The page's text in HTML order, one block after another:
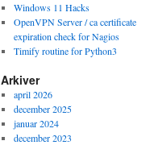
Windows 11 Hacks
OpenVPN Server / ca certificate
expiration check for Nagios
Timify routine for Python3
Arkiver
april 2026
december 2025
januar 2024
december 2023